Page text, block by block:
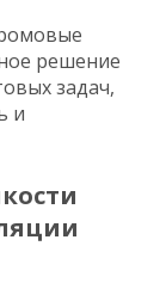
решение
задач,
и